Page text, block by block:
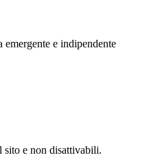
e indipendente
sito e non disattivabili.